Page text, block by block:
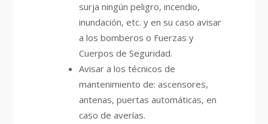
surja ningún peligro, incendio,
inundación, etc. y en su caso avisar
a los bomberos o Fuerzas y
Cuerpos de Seguridad.
Avisar a los técnicos de
mantenimiento de: ascensores,
antenas, puertas automáticas, en
caso de averías.